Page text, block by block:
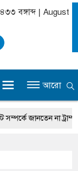
বঙ্গাব্দ | August
আরো
জানতেন না ট্রাম্প,